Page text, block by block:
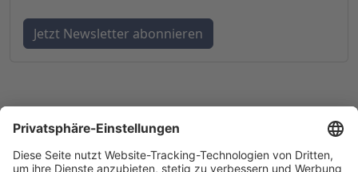
© 1998-2026by GSC Research GmbH
Datenschutz